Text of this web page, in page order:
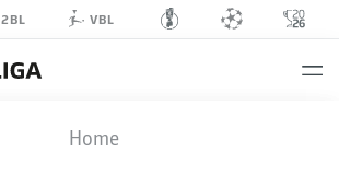
2BL VBL
Home